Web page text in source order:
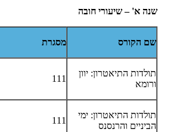
שנה א'
–שיעורי חובה
שם הקורס מסגרת
תולדות התיאטרון: יוון
ורומא
111
תולדות התיאטרון: ימי
הביניים והרנסנס
111